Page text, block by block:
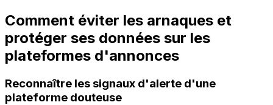
Comment éviter les arnaques et
protéger ses données sur les
plateformes d'annonces
Reconnaître les signaux d'alerte d'une
plateforme douteuse